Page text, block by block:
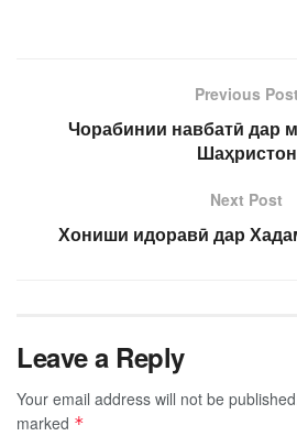
Previous Post
Чорабинии навбатӣ дар
Шаҳристон
Next Post
Хониши идоравӣ дар
Leave a Reply
Your email address will not be
marked *